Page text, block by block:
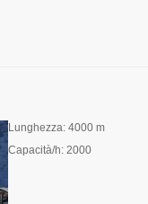
Lunghezza: 4000 m
Capacità/h: 2000